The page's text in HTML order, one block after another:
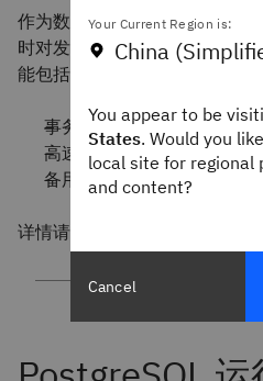
作为数据库，PostgreSQL 必
时对发送到数据库的数据进行
能包括下列典型指标：
事务
高速缓存命中率
备用冲突
详情请参见
Your Current Region is:
China
You appear to be
States. Would you
local site for regional
and content?
Cancel